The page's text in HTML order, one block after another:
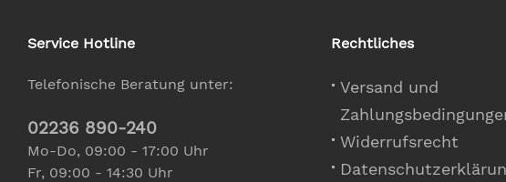
Service Hotline
Telefonische Beratung unter:
02236 890-240
Mo-Do, 09:00 - 17:00 Uhr
Fr, 09:00 - 14:30 Uhr
Rechtliches
Versand und
Widerrufsrecht